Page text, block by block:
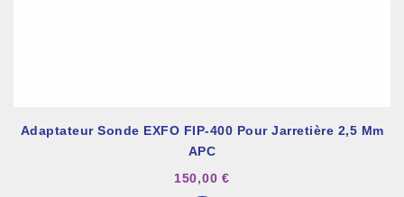
Adaptateur Sonde EXFO FIP-400 Pour Jarretière 2,5 Mm
APC
150,00 €